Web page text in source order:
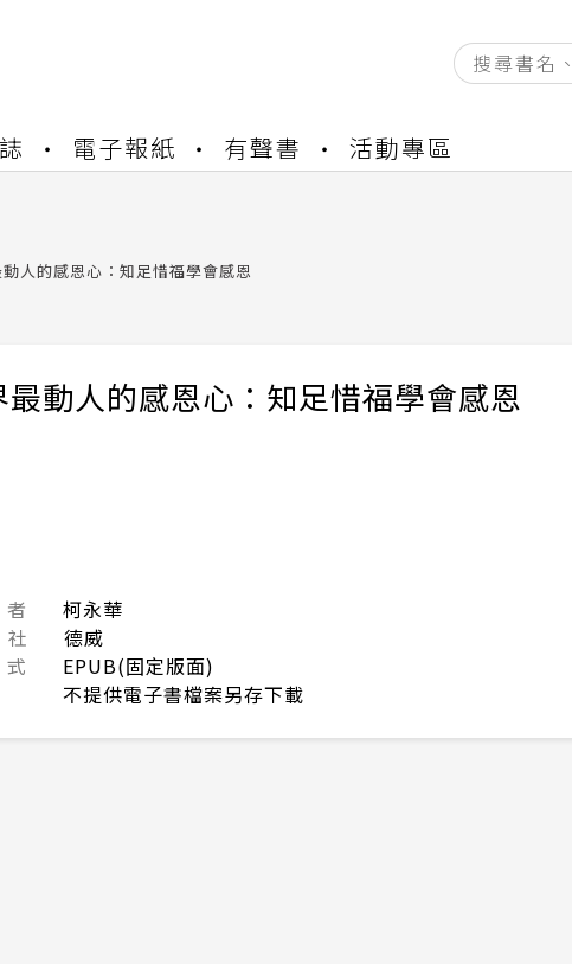
電子報紙 有聲書 活動專區
書櫃開通申請
與資產合併申請圖文教學
書櫃開通申請
人的感恩心：知足惜福學會感恩
最動人的感恩心：知足惜福學會感恩
柯永華
德威
EPUB(固定版面)
不提供電子書檔案另存下載